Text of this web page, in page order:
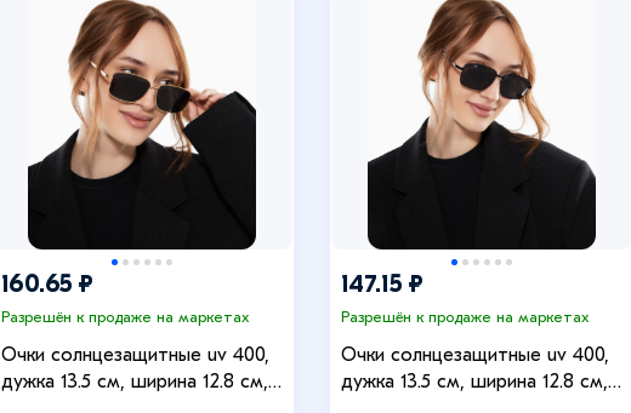
160.65 ₽
Разрешён к продаже на маркетах
Очки солнцезащитные uv 400,
дужка 13.5 см, ширина 12.8 см,
147.15 ₽
Разрешён к продаже на маркетах
Очки солнцезащитные uv 400,
дужка 13.5 см, ширина 12.8 см,